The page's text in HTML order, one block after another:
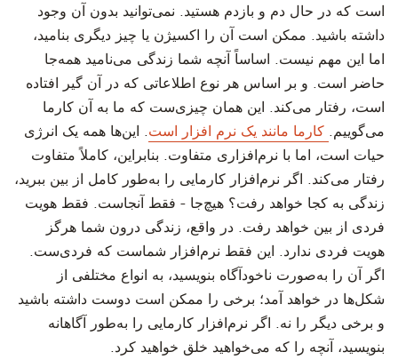
است که در حال دم و بازدم هستید. نمی‌توانید بدون آن وجود
داشته باشید. ممکن است آن را اکسیژن یا چیز دیگری بنامید،
اما این مهم نیست. اساساً آنچه شما زندگی می‌نامید همه‌جا
حاضر است. و بر اساس هر نوع اطلاعاتی که در آن گیر افتاده
است، رفتار می‌کند. این همان چیزی‌ست که ما به آن کارما
می‌گوییم. کارما مانند یک نرم افزار است. این‌ها همه یک انرژی
حیات است، اما با نرم‌افزاری متفاوت. بنابراین، کاملاً متفاوت
رفتار می‌کند. اگر نرم‌افزار کارمایی را به‌طور کامل از بین ببرید،
زندگی به کجا خواهد رفت؟ هیچ‌جا - فقط آنجاست. فقط هویت
فردی از بین خواهد رفت. در واقع، زندگی درون شما هرگز
هویت فردی ندارد. این فقط نرم‌افزار شماست که فردی‌ست.
اگر آن را به‌صورت ناخودآگاه بنویسید، به انواع مختلفی از
شکل‌ها در خواهد آمد؛ برخی را ممکن است دوست داشته باشید
و برخی دیگر را نه. اگر نرم‌افزار کارمایی را به‌طور آگاهانه
بنویسید، آنچه را که می‌خواهید خلق خواهید کرد.